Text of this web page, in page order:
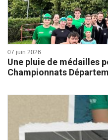
07 juin 2026
Une pluie de médailles
Championnats